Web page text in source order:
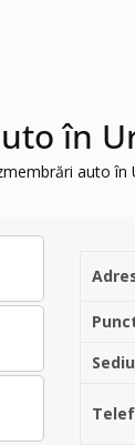
în
auto în